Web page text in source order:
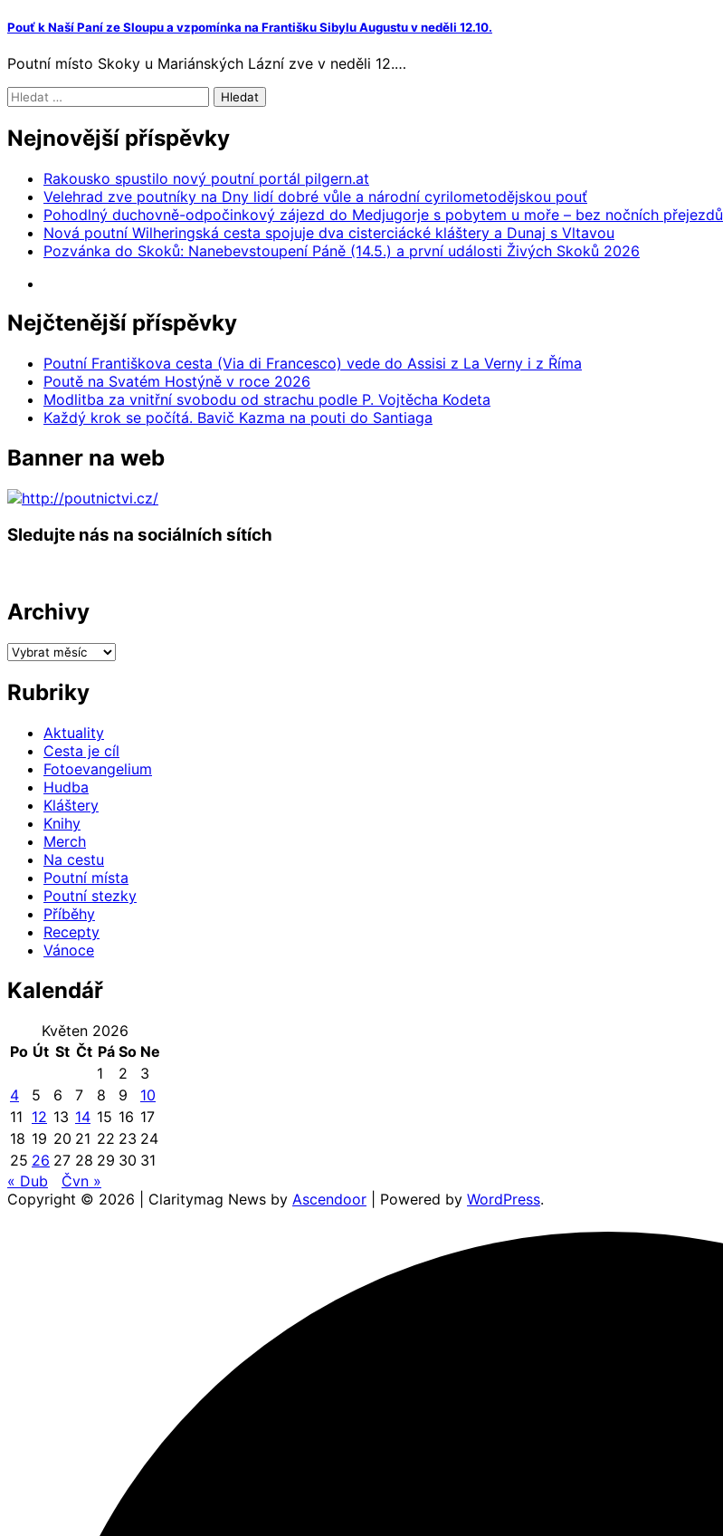
Pouť k Naší Paní ze Sloupu a vzpomínka na Františku Sibylu Augustu v neděli 12.10.
Poutní místo Skoky u Mariánských Lázní zve v neděli 12.…
Vyhledávání
Nejnovější příspěvky
Rakousko spustilo nový poutní portál pilgern.at
Velehrad zve poutníky na Dny lidí dobré vůle a národní cyrilometodějskou pouť
Pohodlný duchovně-odpočinkový zájezd do Medjugorje s pobytem u moře – bez nočních přejezdů
Nová poutní Wilheringská cesta spojuje dva cisterciácké kláštery a Dunaj s Vltavou
Pozvánka do Skoků: Nanebevstoupení Páně (14.5.) a první události Živých Skoků 2026
Nejčtenější příspěvky
Poutní Františkova cesta (Via di Francesco) vede do Assisi z La Verny i z Říma
Poutě na Svatém Hostýně v roce 2026
Modlitba za vnitřní svobodu od strachu podle P. Vojtěcha Kodeta
Každý krok se počítá. Bavič Kazma na pouti do Santiaga
Banner na web
Sledujte nás na sociálních sítích
Archivy
Archivy
Rubriky
Aktuality
Cesta je cíl
Fotoevangelium
Hudba
Kláštery
Knihy
Merch
Na cestu
Poutní místa
Poutní stezky
Příběhy
Recepty
Vánoce
Kalendář
Květen 2026
Po Út St Čt Pá So Ne
1
2
3
4
5 6 7 8 9
10
11 12 13 14 15 16 17
18 19 20 21 22 23 24
25 26 27 28 29 30 31
« Dub
Čvn »
Copyright © 2026
| Claritymag News by Ascendoor | Powered by WordPress.